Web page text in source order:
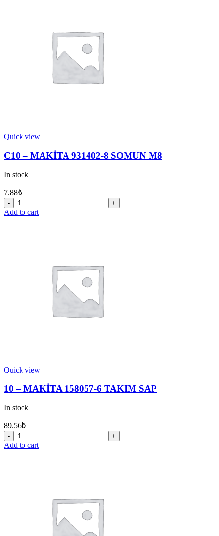
Quick view
C10 – MAKİTA 931402-8 SOMUN M8
In stock
7.88₺
C10
-
Add to cart
Quick view
10 – MAKİTA 158057-6 TAKIM SAP
In stock
89.56₺
10
-
Add to cart